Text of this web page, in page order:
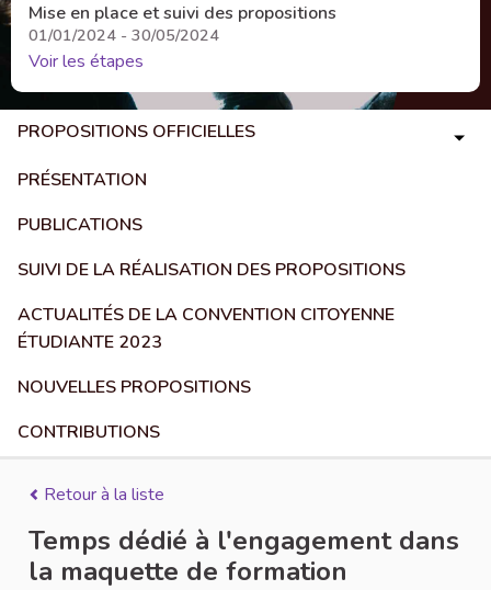
Mise en place et suivi des propositions
01/01/2024 - 30/05/2024
Voir les étapes
PROPOSITIONS OFFICIELLES
PRÉSENTATION
PUBLICATIONS
SUIVI DE LA RÉALISATION DES PROPOSITIONS
ACTUALITÉS DE LA CONVENTION CITOYENNE
ÉTUDIANTE 2023
NOUVELLES PROPOSITIONS
CONTRIBUTIONS
Retour à la liste
Temps dédié à l'engagement dans
la maquette de formation